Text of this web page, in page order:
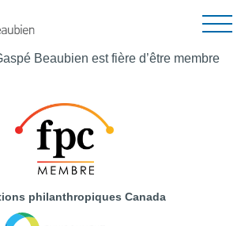
Nouvelles
Nous joindre
English
Beaubien est fière d’être membre
philanthropiques Canada